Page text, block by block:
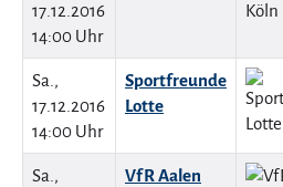
17.12.2016
14:00 Uhr
Sa.,
17.12.2016
14:00 Uhr
Sportfreunde
Lotte
Sa.,
VfR Aalen